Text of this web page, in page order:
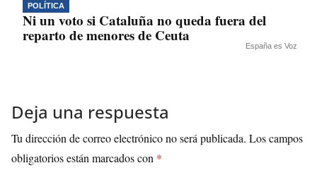
POLÍTICA
Ni un voto si Cataluña no queda fuera del
reparto de menores de Ceuta
España es Voz
Deja una respuesta
Tu dirección de correo electrónico no será publicada. Los campos
obligatorios están marcados con *